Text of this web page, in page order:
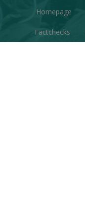
Homepage
Factchecks